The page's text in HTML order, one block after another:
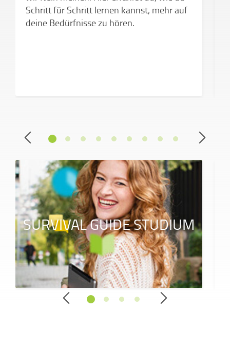
Schritt für Schritt lernen kannst, mehr auf
deine Bedürfnisse zu hören.
SURVIVAL GUIDE STUDIUM